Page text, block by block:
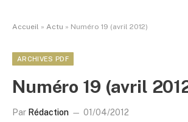
Accueil » Actu » Numéro 19 (avril 2012)
ARCHIVES PDF
Numéro 19 (avril
Par Rédaction 01/04/2012